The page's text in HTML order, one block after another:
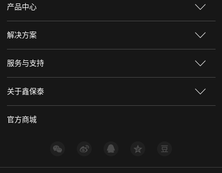
产品中心
解决方案
服务与支持
关于鑫保泰
官方商城